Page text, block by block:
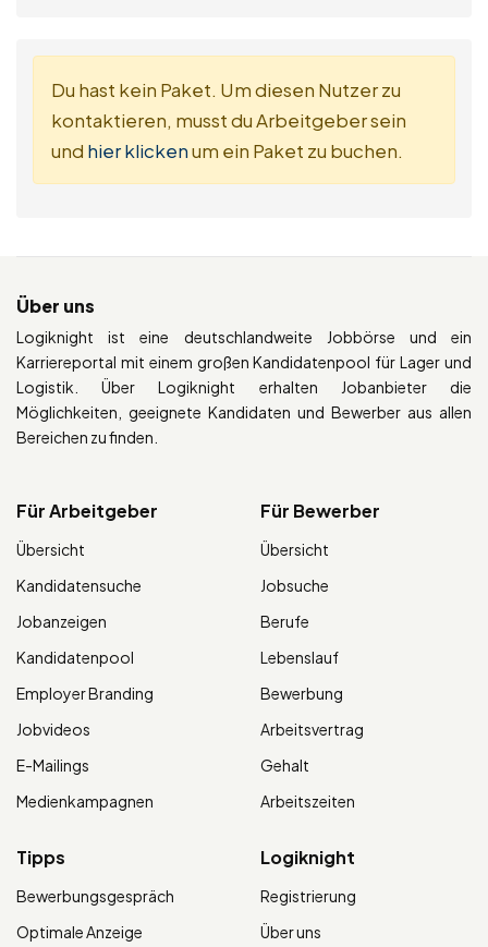
Du hast kein Paket. Um diesen Nutzer zu
kontaktieren, musst du Arbeitgeber sein
und hier klickenum ein Paket zu buchen.
Über uns
Logiknight ist eine deutschlandweite Jobbörse und ein
Karriereportal mit einem großen Kandidatenpool für Lager und
Logistik. Über Logiknight erhalten Jobanbieter die
Möglichkeiten, geeignete Kandidaten und Bewerber aus allen
Bereichen zu finden.
Für Arbeitgeber
Übersicht
Kandidatensuche
Jobanzeigen
Kandidatenpool
Employer Branding
Jobvideos
E-Mailings
Medienkampagnen
Für Bewerber
Übersicht
Jobsuche
Berufe
Lebenslauf
Bewerbung
Arbeitsvertrag
Gehalt
Arbeitszeiten
Tipps
Bewerbungsgespräch
Optimale Anzeige
Logiknight
Registrierung
Über uns